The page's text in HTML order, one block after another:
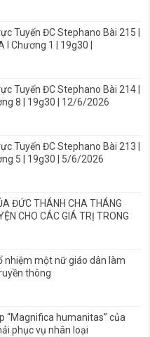
Tuyến ĐC Stephano Bài 215 |
I Chương 1 | 19g30 |
Tuyến ĐC Stephano Bài 214 |
8 | 19g30 | 12/6/2026
Tuyến ĐC Stephano Bài 213 |
5 | 19g30 | 5/6/2026
ĐỨC THÁNH CHA THÁNG
CHO CÁC GIÁ TRỊ TRONG
nhiệm một nữ giáo dân làm
thông
“Magnifica humanitas” của
phục vụ nhân loại